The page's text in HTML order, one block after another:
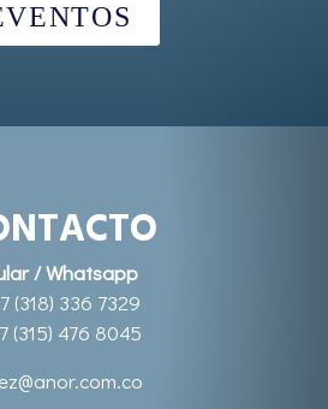
/ Whatsapp
(318) 336 7329
(315) 476 8045